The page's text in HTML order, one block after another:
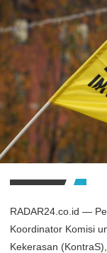
RADAR24.co.id —
Koordinator Komisi
Kekerasan